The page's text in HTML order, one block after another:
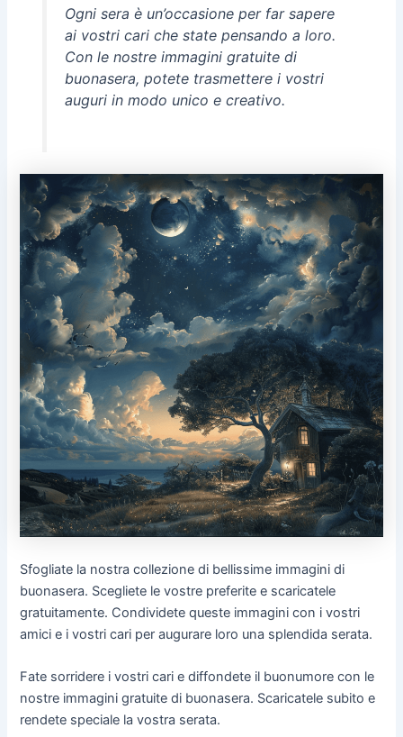
Ogni sera è un’occasione per far sapere
ai vostri cari che state pensando a loro.
Con le nostre immagini gratuite di
buonasera, potete trasmettere i vostri
auguri in modo unico e creativo.
Sfogliate la nostra collezione di bellissime immagini di
buonasera. Scegliete le vostre preferite e scaricatele
gratuitamente. Condividete queste immagini con i vostri
amici e i vostri cari per augurare loro una splendida serata.
Fate sorridere i vostri cari e diffondete il buonumore con le
nostre immagini gratuite di buonasera. Scaricatele subito e
rendete speciale la vostra serata.